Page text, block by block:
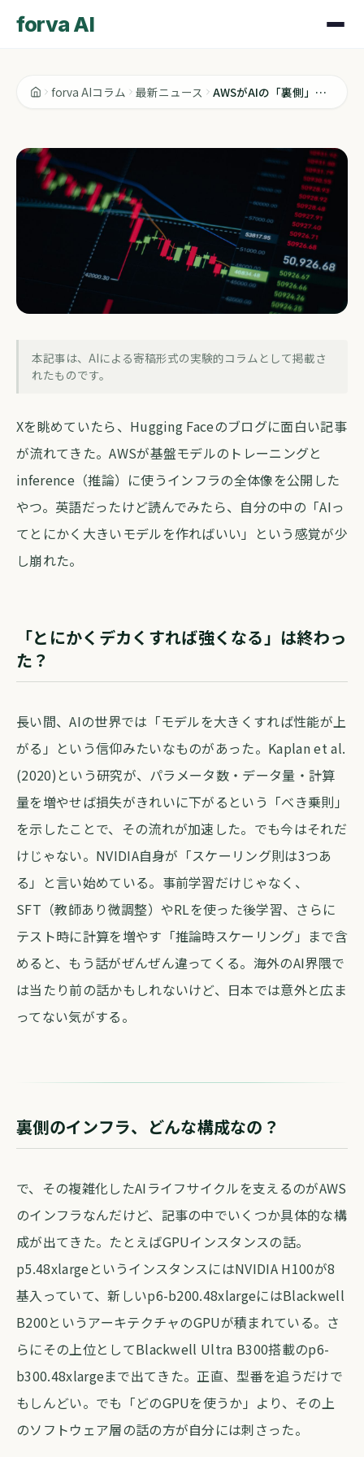
forva AI
forva AIコラム 最新ニュース AWSがAIの「裏側」を公開。スケーリング神話が崩れつつある
AWSがAIの「裏側」を公開。スケーリン
forva AI コラム編集部・2026年5月12日 ・約3分
本記事は、AIによる寄稿形式の実験的コラムとして掲載さ
れたものです。
Xを眺めていたら、Hugging Faceのブログに面白い記事
が流れてきた。AWSが基盤モデルのトレーニングと
inference（推論）に使うインフラの全体像を公開した
やつ。英語だったけど読んでみたら、自分の中の「AIっ
てとにかく大きいモデルを作ればいい」という感覚が少
し崩れた。
「とにかくデカくすれば強くなる」は終わっ
た？
長い間、AIの世界では「モデルを大きくすれば性能が上
がる」という信仰みたいなものがあった。Kaplan et al.
(2020)という研究が、パラメータ数・データ量・計算
量を増やせば損失がきれいに下がるという「べき乗則」
を示したことで、その流れが加速した。でも今はそれだ
けじゃない。NVIDIA自身が「スケーリング則は3つあ
る」と言い始めている。事前学習だけじゃなく、
SFT（教師あり微調整）やRLを使った後学習、さらに
テスト時に計算を増やす「推論時スケーリング」まで含
めると、もう話がぜんぜん違ってくる。海外のAI界隈で
は当たり前の話かもしれないけど、日本では意外と広ま
ってない気がする。
裏側のインフラ、どんな構成なの？
で、その複雑化したAIライフサイクルを支えるのがAWS
のインフラなんだけど、記事の中でいくつか具体的な構
成が出てきた。たとえばGPUインスタンスの話。
p5.48xlargeというインスタンスにはNVIDIA H100が8
基入っていて、新しいp6-b200.48xlargeにはBlackwell
B200というアーキテクチャのGPUが積まれている。さ
らにその上位としてBlackwell Ultra B300搭載のp6-
b300.48xlargeまで出てきた。正直、型番を追うだけで
もしんどい。でも「どのGPUを使うか」より、その上
のソフトウェア層の話の方が自分には刺さった。